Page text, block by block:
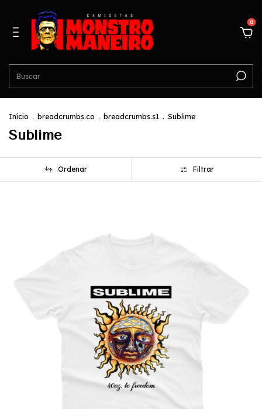
0
Início . breadcrumbs.co . breadcrumbs.s1 . Sublime
Sublime
Ordenar Filtrar